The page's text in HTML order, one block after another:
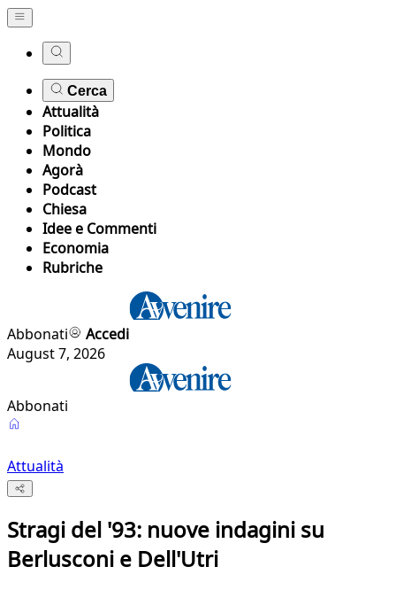
Cerca
Attualità
Politica
Mondo
Agorà
Podcast
Chiesa
Idee e Commenti
Economia
Rubriche
Abbonati
Accedi
August 7, 2026
Abbonati
Attualità
Stragi del '93: nuove indagini su
Berlusconi e Dell'Utri